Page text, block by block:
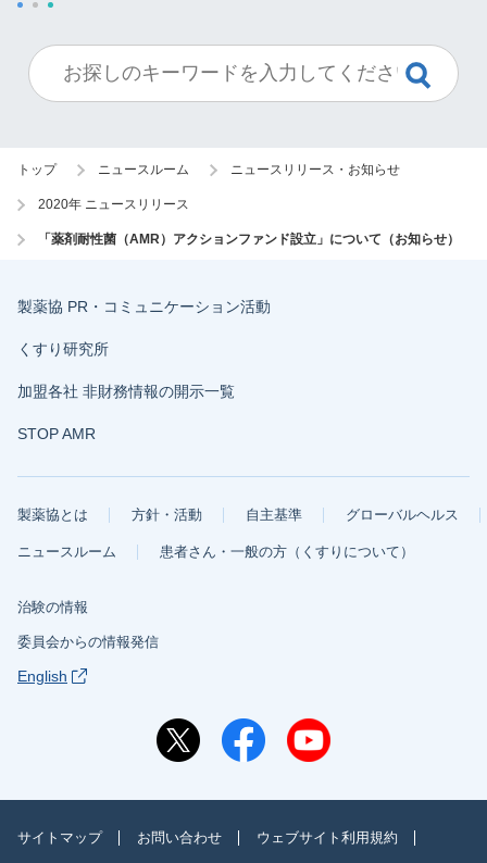
トップ ニュースルーム ニュースリリース・お知らせ
2020年 ニュースリリース
「薬剤耐性菌（AMR）アクションファンド設立」について（お知らせ）
製薬協 PR・コミュニケーション活動
くすり研究所
加盟各社 非財務情報の開示一覧
STOP AMR
製薬協とは 方針・活動 自主基準 グローバルヘルス
ニュースルーム 患者さん・一般の方（くすりについて）
治験の情報
委員会からの情報発信
English
サイトマップ お問い合わせ ウェブサイト利用規約